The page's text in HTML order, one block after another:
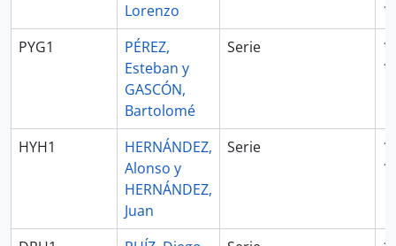
Lorenzo
PYG1
PÉREZ,
Esteban y
GASCÓN,
Bartolomé
Serie
HYH1
HERNÁNDEZ,
Alonso y
HERNÁNDEZ,
Juan
Serie